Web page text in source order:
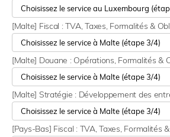
[Malte] Fiscal : TVA, Taxes, Formalités &
[Malte] Douane : Opérations, Formalités &
[Malte] Stratégie : Développement des
[Pays-Bas] Fiscal : TVA, Taxes, Formalités